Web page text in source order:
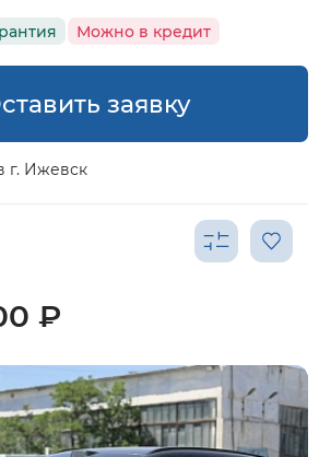
Можно в кредит
заявку
г. Ижевск
₽